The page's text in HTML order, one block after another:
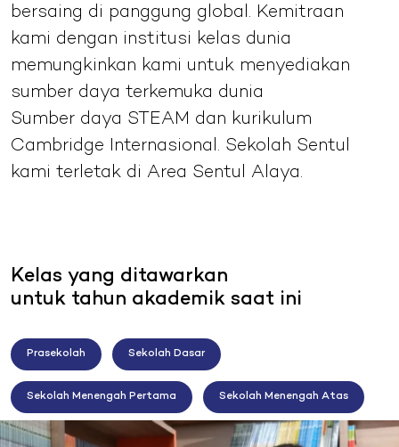
bersaing di panggung global. Kemitraan
kami dengan institusi kelas dunia
memungkinkan kami untuk menyediakan
sumber daya terkemuka dunia
Sumber daya STEAM dan kurikulum
Cambridge Internasional. Sekolah Sentul
kami terletak di Area Sentul Alaya.
Kelas yang ditawarkan
untuk tahun akademik saat ini
Prasekolah Sekolah Dasar
Sekolah Menengah Pertama Sekolah Menengah Atas